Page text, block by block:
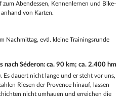
Abendessen, Kennenlernen und Bike-
von Karten.
Nachmittag, evtl. kleine Trainingsrunde
nach Séderon: ca. 90 km; ca. 2.400 hm
dauert nicht lange und er steht vor uns,
Riesen der Provence hinauf, lassen
nicht umhauen und erreichen die